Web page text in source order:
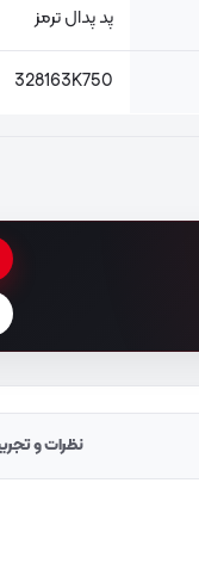
پد پدال ترمز
328163K750
نظرات و